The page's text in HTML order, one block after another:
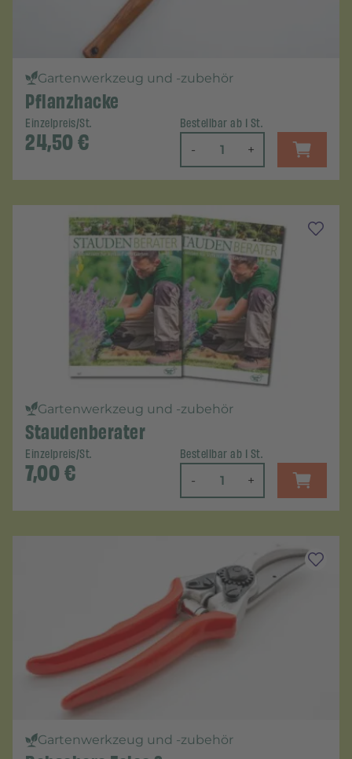
Gartenwerkzeug und -zubehör
Pflanzhacke
Einzelpreis/St.
24,50€
Bestellbar ab 1 St.
- +
Gartenwerkzeug und -zubehör
Staudenberater
Einzelpreis/St.
7,00€
Bestellbar ab 1 St.
- +
Gartenwerkzeug und -zubehör